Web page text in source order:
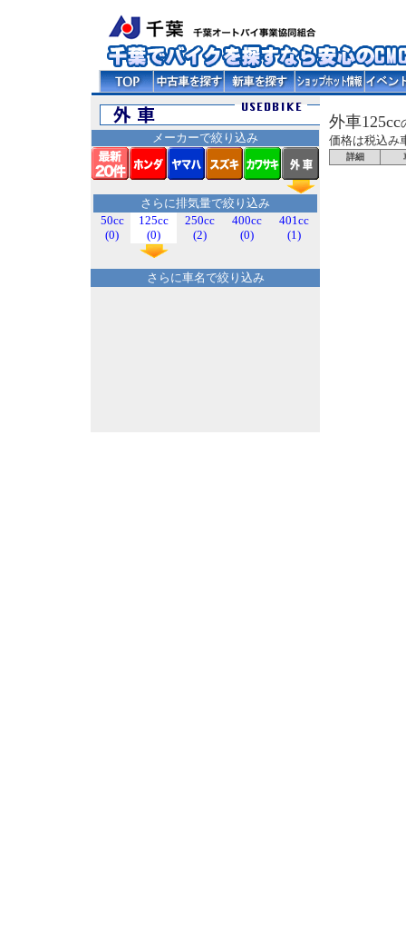
メーカーで絞り込み
さらに排気量で絞り込み
50cc
(0)
125cc
(0)
250cc
(2)
400cc
(0)
401cc
(1)
さらに車名で絞り込み
外車125cc
価格は税込み
詳細